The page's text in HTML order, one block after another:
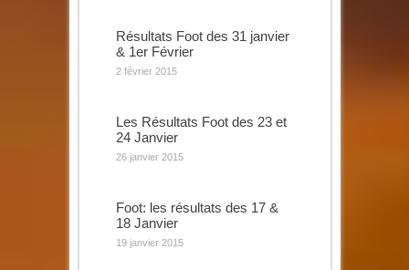
Résultats Foot des 31 janvier
& 1er Février
2 février 2015
Les Résultats Foot des 23 et
24 Janvier
26 janvier 2015
Foot: les résultats des 17 &
18 Janvier
19 janvier 2015